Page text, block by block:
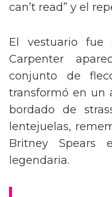
can’t read” y el
El vestuario fue
Carpenter
conjunto de
transformó en un
bordado de
lentejuelas,
Britney Spears
legendaria.